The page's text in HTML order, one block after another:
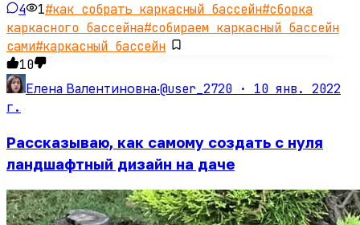
4 1#как собрать каркасный бассейн#сборка
каркасного бассейна#собираем каркасный бассейн
сами#каркасный бассейн
10
Елена Валентиновна·@user_2720 · 10 янв. 2022
г.
Рассказываю, как самому создать с нуля
ландшафтный дизайн на даче